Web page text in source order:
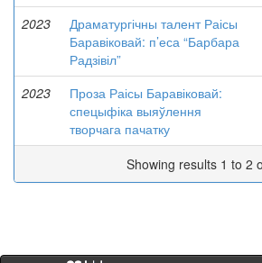
2023
Драматургічны талент Раісы
Баравіковай: п’еса “Барбара
Радзівіл”
2023
Проза Раісы Баравіковай:
спецыфіка выяўлення
творчага пачатку
Showing results 1 to 2